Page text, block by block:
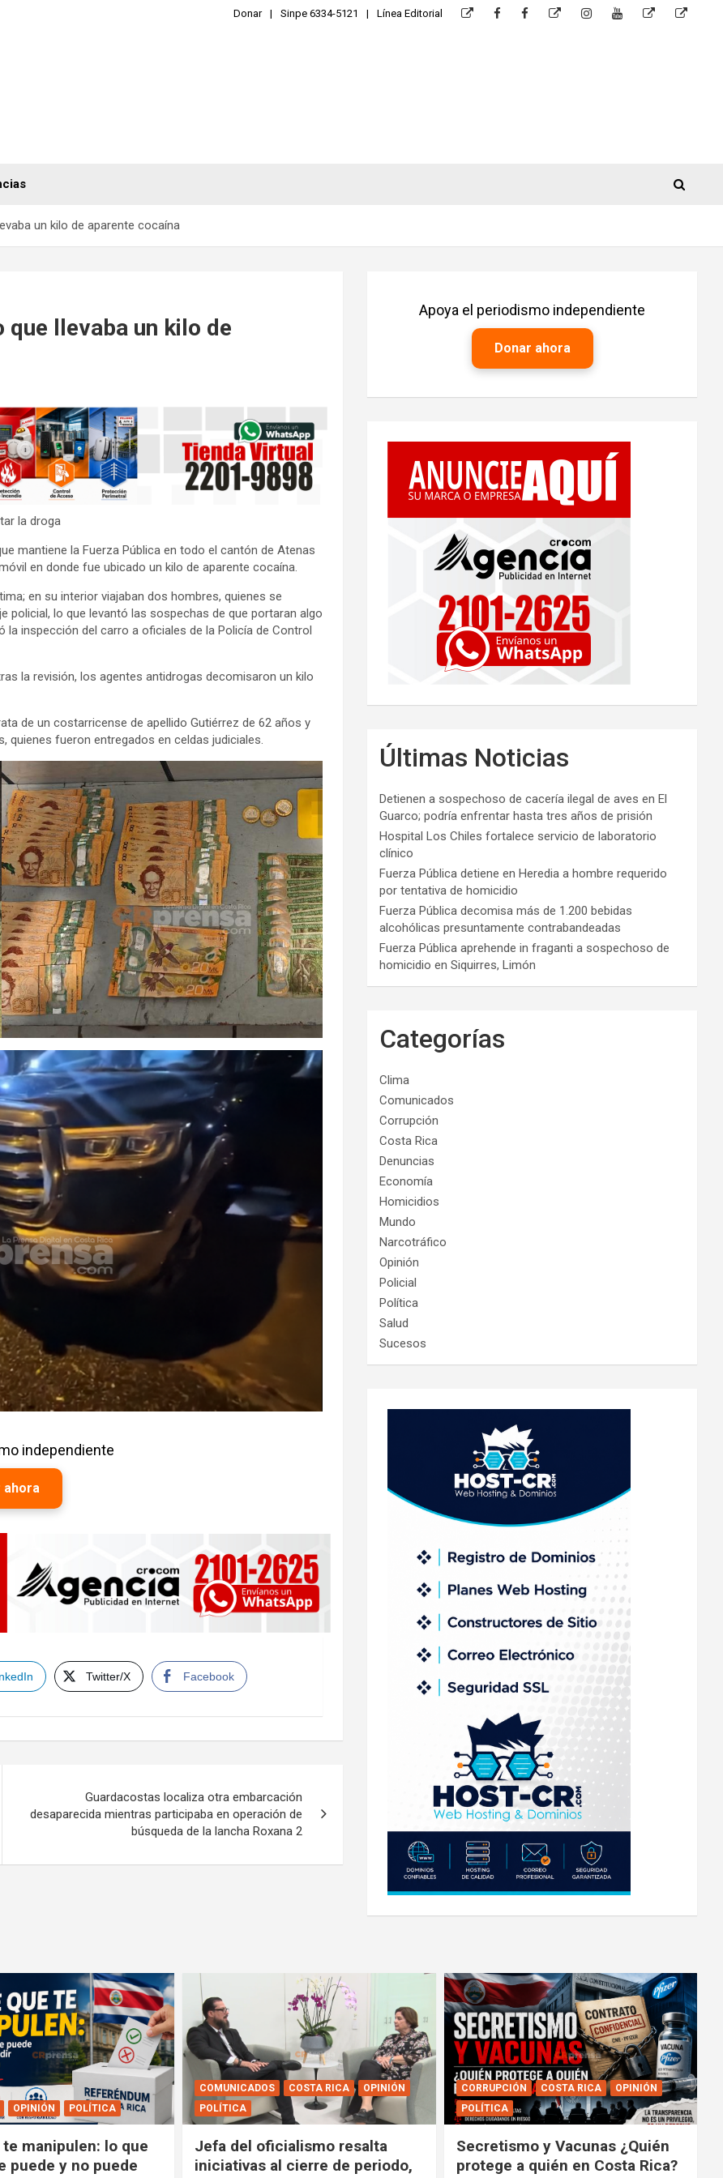
Donar Sinpe 6334-5121 Línea Editorial
un kilo de aparente cocaína
que llevaba un kilo de
la droga
mantiene la Fuerza Pública en todo el cantón de Atenas
en donde fue ubicado un kilo de aparente cocaína.
en su interior viajaban dos hombres, quienes se
lo que levantó las sospechas de que portaran algo
inspección del carro a oficiales de la Policía de Control
la revisión, los agentes antidrogas decomisaron un kilo
de un costarricense de apellido Gutiérrez de 62 años y
quienes fueron entregados en celdas judiciales.
independiente
ahora
Twitter/X Facebook
Guardacostas localiza otra embarcación
desaparecida mientras participaba en operación de
búsqueda de la lancha Roxana 2
Apoya el periodismo independiente
Donar ahora
Últimas Noticias
Detienen a sospechoso de cacería ilegal de aves en El
Guarco; podría enfrentar hasta tres años de prisión
Hospital Los Chiles fortalece servicio de laboratorio
clínico
Fuerza Pública detiene en Heredia a hombre requerido
por tentativa de homicidio
Fuerza Pública decomisa más de 1.200 bebidas
alcohólicas presuntamente contrabandeadas
Fuerza Pública aprehende in fraganti a sospechoso de
homicidio en Siquirres, Limón
Categorías
Clima
Comunicados
Corrupción
Costa Rica
Denuncias
Economía
Homicidios
Mundo
Narcotráfico
Opinión
Policial
Política
Salud
Sucesos
OPINIÓN POLÍTICA
te manipulen: lo que
puede y no puede
COMUNICADOS COSTA RICA
OPINIÓN
POLÍTICA
Jefa del oficialismo resalta
iniciativas al cierre de periodo,
CORRUPCIÓN COSTA RICA
OPINIÓN
POLÍTICA
Secretismo y Vacunas ¿Quién
protege a quién en Costa Rica?